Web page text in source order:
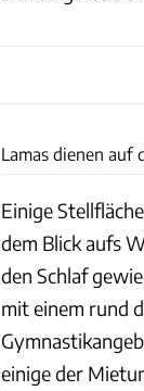
Lamas dienen auf
Einige
dem Blick aufs
den Schlaf
mit einem rund
einige der